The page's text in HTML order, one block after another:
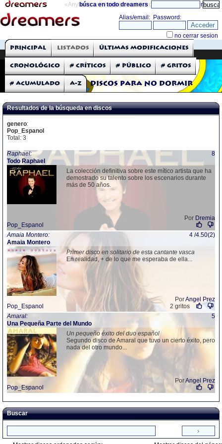
«Anything can happen and it probably will» directorio
búsca en todo dreamers
THE DREAMERS
Críticas: Discos
Discos para no dormir
Principal Listados Últimas modificaciones
Cronológico # Críticos # Público # Gritos
# Acumulado A-Z
Resultados de la búsqueda en discos
genero:
Pop_Espanol
Total: 3
Raphael:
Todo Raphael
8
La colección definitiva sobre este mítico artista que ha
demostrado su talento sobre los escenarios durante
más de 50 años.
Por Dremia
Pop_Espanol
Amaia Montero:
Amaia Montero
4 /4.50(2)
Primer disco en solitario de esta cantante vasca
En realidad, + de lo que me esperaba de ella...
PorAngel Prez
Pop_Espanol
2 gritos
Amaral:
Una Pequeña Parte del Mundo
5
Un pequeño éxito del duo español
Segundo disco de Amaral que tuvo un cierto éxito, pero
nada del otro mundo...
PorAngel Prez
Pop_Espanol
Buscar